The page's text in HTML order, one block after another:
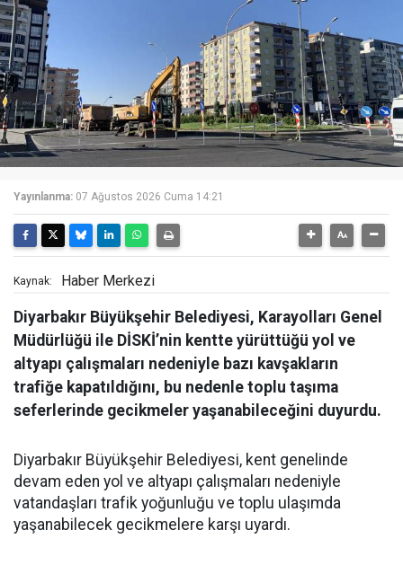
Yayınlanma: 07 Ağustos 2026 Cuma 14:21
Kaynak: Haber Merkezi
Diyarbakır Büyükşehir Belediyesi, Karayolları Genel
Müdürlüğü ile DİSKİ’nin kentte yürüttüğü yol ve
altyapı çalışmaları nedeniyle bazı kavşakların
trafiğe kapatıldığını, bu nedenle toplu taşıma
seferlerinde gecikmeler yaşanabileceğini duyurdu.
Diyarbakır Büyükşehir Belediyesi, kent genelinde
devam eden yol ve altyapı çalışmaları nedeniyle
vatandaşları trafik yoğunluğu ve toplu ulaşımda
yaşanabilecek gecikmelere karşı uyardı.